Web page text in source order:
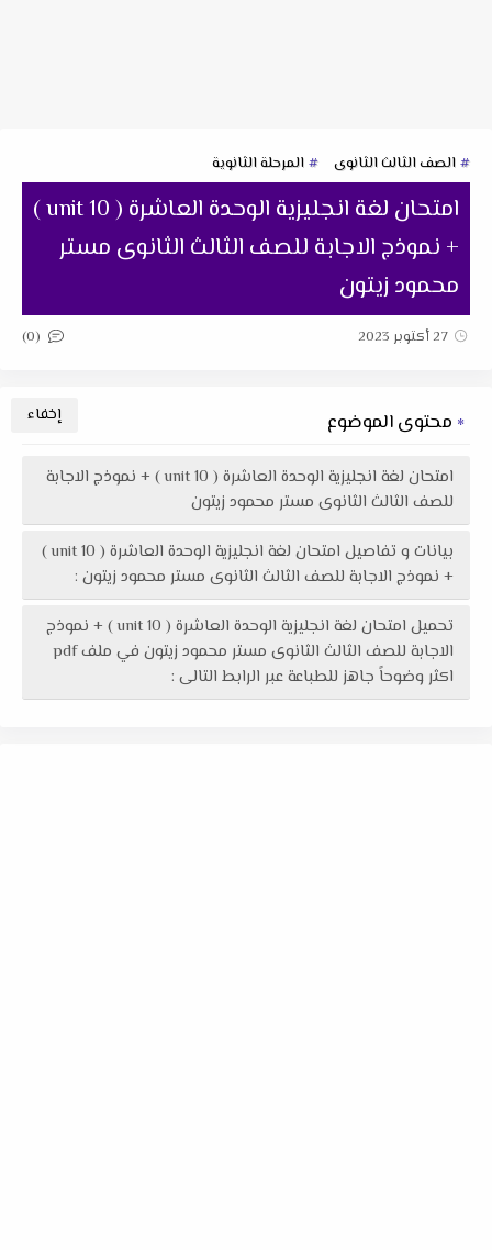
الصف الثالث الثانوى المرحلة الثانوية
امتحان لغة انجليزية الوحدة العاشرة ( unit 10 )
+ نموذج الاجابة للصف الثالث الثانوى مستر
محمود زيتون
27 أكتوبر 2023 (0)
محتوى الموضوع
امتحان لغة انجليزية الوحدة العاشرة ( unit 10 ) + نموذج الاجابة
للصف الثالث الثانوى مستر محمود زيتون
بيانات و تفاصيل امتحان لغة انجليزية الوحدة العاشرة ( unit 10 )
+ نموذج الاجابة للصف الثالث الثانوى مستر محمود زيتون :
تحميل امتحان لغة انجليزية الوحدة العاشرة ( unit 10 ) + نموذج
الاجابة للصف الثالث الثانوى مستر محمود زيتون في ملف pdf
اكثر وضوحاً جاهز للطباعة عبر الرابط التالى :